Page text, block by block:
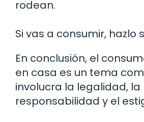
rodean.
Si vas a consumir, hazlo
En conclusión, el
en casa es un tema
involucra la legalidad, la
responsabilidad y el